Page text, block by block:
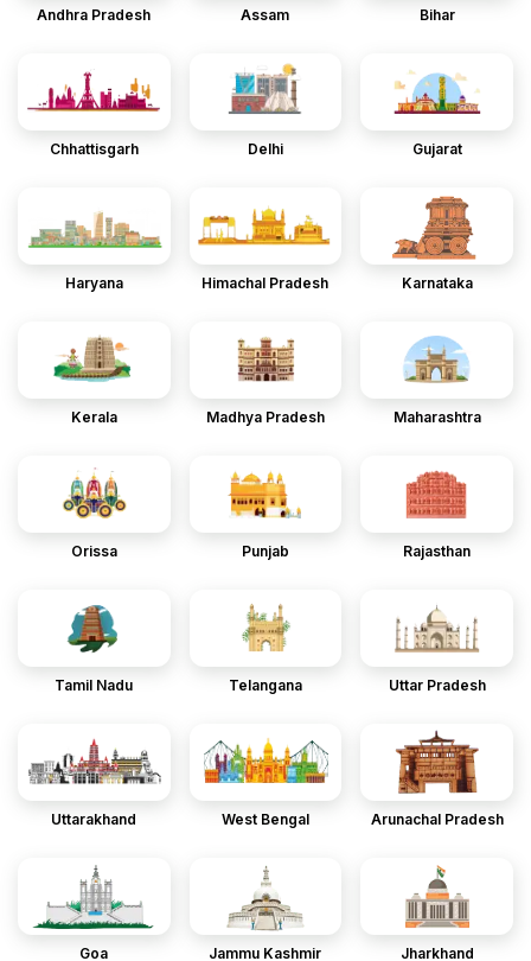
Andhra Pradesh Assam Bihar
Chhattisgarh Delhi Gujarat
Haryana Himachal Pradesh Karnataka
Kerala Madhya Pradesh Maharashtra
Orissa Punjab Rajasthan
Tamil Nadu Telangana Uttar Pradesh
Uttarakhand West Bengal Arunachal Pradesh
Goa Jammu Kashmir Jharkhand